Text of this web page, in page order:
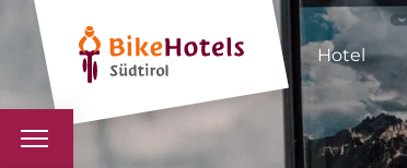
Hotel